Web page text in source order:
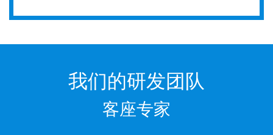
我们的研发团队
客座专家